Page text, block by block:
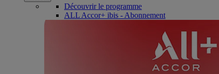
Découvrir le programme
ALL Accor+ ibis - Abonnement